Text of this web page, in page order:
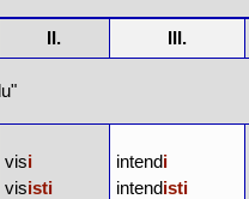
II. III.
visi
visisti
intendi
intendisti